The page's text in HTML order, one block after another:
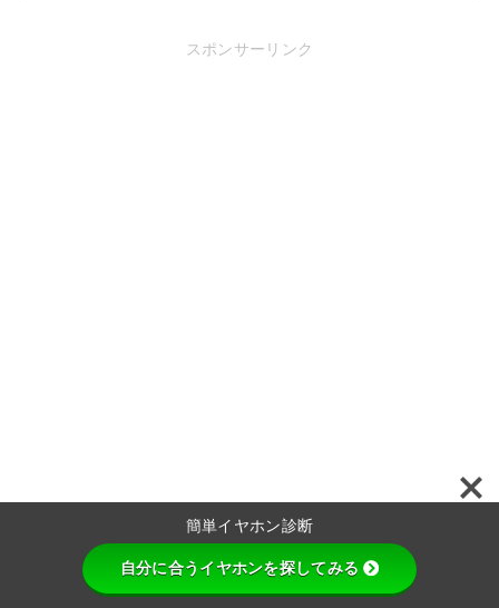
スポンサーリンク
簡単イヤホン診断
自分に合うイヤホンを探してみる